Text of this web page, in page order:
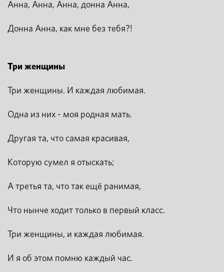
Анна, Анна, Анна, донна Анна,
Донна Анна, как мне без тебя?!
Три женщины
Три женщины. И каждая любимая.
Одна из них - моя родная мать.
Другая та, что самая красивая,
Которую сумел я отыскать;
А третья та, что так ещё ранимая,
Что нынче ходит только в первый класс.
Три женщины, и каждая любимая.
И я об этом помню каждый час.